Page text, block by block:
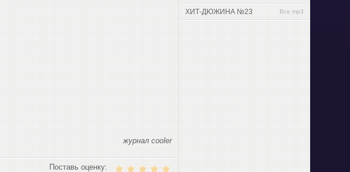
журнал cooler
Поставь оценку:
ХИТ-ДЮЖИНА №23 Все mp3